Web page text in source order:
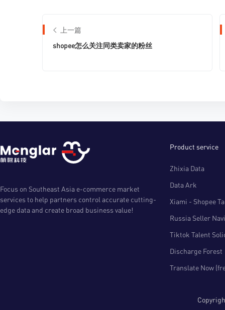
上一篇
shopee怎么关注同类卖家的粉丝
Focus on Southeast Asia e-commerce market
services to help partners control accurate cutting-
edge data and create broad business value!
Product service
Zhixia Data
Data Ark
Xiami - Shopee
Russia Seller
Tiktok Talent
Discharge Forest
Translate Now